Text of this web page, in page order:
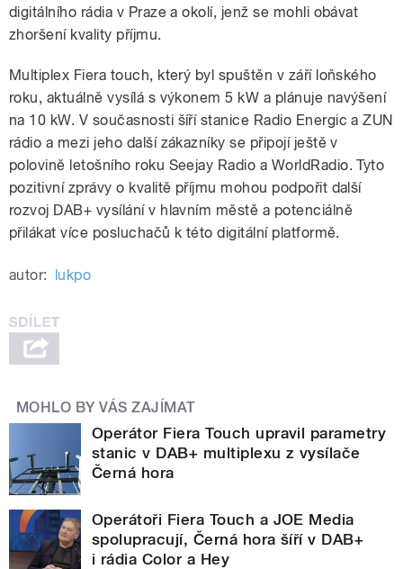
digitálního rádia v Praze a okolí, jenž se mohli obávat
zhoršení kvality příjmu.
Multiplex Fiera touch, který byl spuštěn v září loňského
roku, aktuálně vysílá s výkonem 5 kW a plánuje navýšení
na 10 kW. V současnosti šíří stanice Radio Energic a ZUN
rádio a mezi jeho další zákazníky se připojí ještě v
polovině letošního roku Seejay Radio a WorldRadio. Tyto
pozitivní zprávy o kvalitě příjmu mohou podpořit další
rozvoj DAB+ vysílání v hlavním městě a potenciálně
přilákat více posluchačů k této digitální platformě.
autor: lukpo
MOHLO BY VÁS ZAJÍMAT
Operátor Fiera Touch upravil parametry
stanic v DAB+ multiplexu z vysílače
Černá hora
Operátoři Fiera Touch a JOE Media
spolupracují, Černá hora šíří v DAB+
i rádia Color a Hey